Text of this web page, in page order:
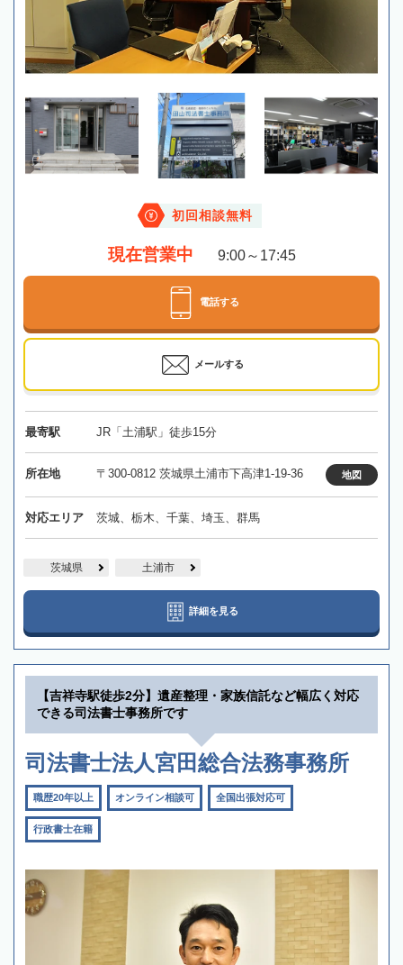
初回相談無料
現在営業中 9:00～17:45
電話する
メールする
最寄駅 JR「土浦駅」徒歩15分
所在地 〒300-0812 茨城県土浦市下高津1-19-36 地図
対応エリア 茨城、栃木、千葉、埼玉、群馬
茨城県 土浦市
詳細を見る
【吉祥寺駅徒歩2分】遺産整理・家族信託など幅広く対応
できる司法書士事務所です
司法書士法人宮田総合法務事務所
職歴20年以上 オンライン相談可 全国出張対応可
行政書士在籍